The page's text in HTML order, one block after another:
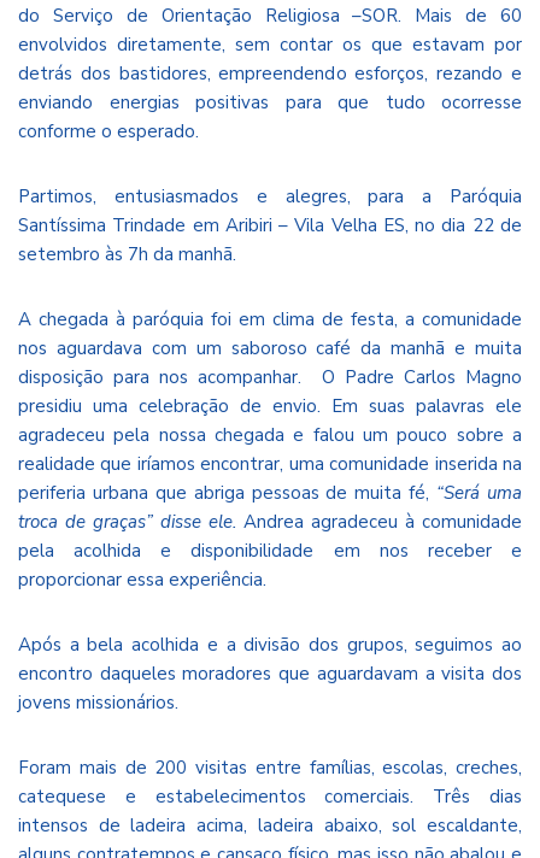
do Serviço de Orientação Religiosa –SOR. Mais de 60
envolvidos diretamente, sem contar os que estavam por
detrás dos bastidores, empreendendo esforços, rezando e
enviando energias positivas para que tudo ocorresse
conforme o esperado.
Partimos, entusiasmados e alegres, para a Paróquia
Santíssima Trindade em Aribiri – Vila Velha ES, no dia 22 de
setembro às 7h da manhã.
A chegada à paróquia foi em clima de festa, a comunidade
nos aguardava com um saboroso café da manhã e muita
disposição para nos acompanhar. O Padre Carlos Magno
presidiu uma celebração de envio. Em suas palavras ele
agradeceu pela nossa chegada e falou um pouco sobre a
realidade que iríamos encontrar, uma comunidade inserida na
periferia urbana que abriga pessoas de muita fé, “Será uma
troca de graças” disse ele. Andrea agradeceu à comunidade
pela acolhida e disponibilidade em nos receber e
proporcionar essa experiência.
Após a bela acolhida e a divisão dos grupos, seguimos ao
encontro daqueles moradores que aguardavam a visita dos
jovens missionários.
Foram mais de 200 visitas entre famílias, escolas, creches,
catequese e estabelecimentos comerciais. Três dias
intensos de ladeira acima, ladeira abaixo, sol escaldante,